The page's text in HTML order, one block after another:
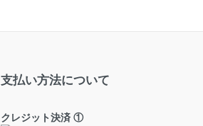
支払い方法について
クレジット決済 ①